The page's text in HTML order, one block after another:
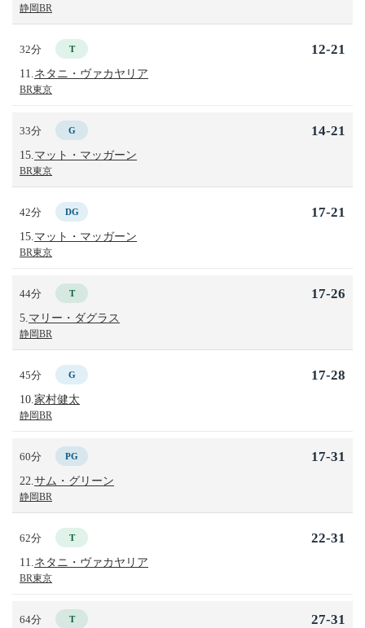
静岡BR
32分 T
11. ネタニ・ヴァカヤリア
BR東京
12-21
33分 G
15. マット・マッガーン
BR東京
14-21
42分 DG
15. マット・マッガーン
BR東京
17-21
44分 T
5. マリー・ダグラス
静岡BR
17-26
45分 G
10. 家村健太
静岡BR
17-28
60分 PG
22. サム・グリーン
静岡BR
17-31
62分 T
11. ネタニ・ヴァカヤリア
BR東京
22-31
64分 T 27-31